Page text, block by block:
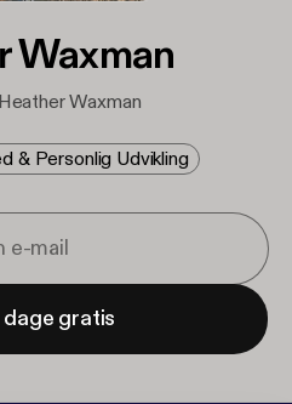
Waxman
Waxman
& Personlig Udvikling
dage gratis